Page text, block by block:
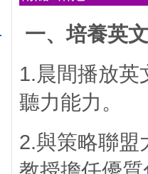
一、培養英
1.晨間播放英
聽力能力。
2.與策略聯盟